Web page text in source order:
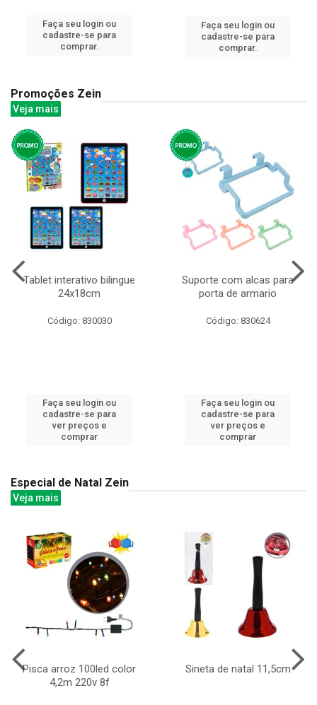
Faça seu login ou
cadastre-se para
comprar.
Faça seu login ou
cadastre-se para
comprar.
Promoções Zein
Veja mais
Tablet interativo bilingue
24x18cm
Código: 830030
Faça seu login ou
cadastre-se para
ver preços e
comprar
Suporte com alcas para
porta de armario
Código: 830624
Faça seu login ou
cadastre-se para
ver preços e
comprar
Especial de Natal Zein
Veja mais
Pisca arroz 100led color
4,2m 220v 8f
Sineta de natal 11,5cm